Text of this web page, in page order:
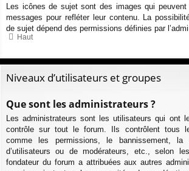
Les icônes de sujet sont des images qui
messages pour refléter leur contenu. La
de sujet dépend des permissions définies par
Haut
Niveaux d’utilisateurs et groupes
Que sont les administrateurs ?
Les administrateurs sont les utilisateurs qui ont
contrôle sur tout le forum. Ils contrôlent tous
comme les permissions, le bannissement, la
d’utilisateurs ou de modérateurs, etc., selon
fondateur du forum a attribuées aux autres